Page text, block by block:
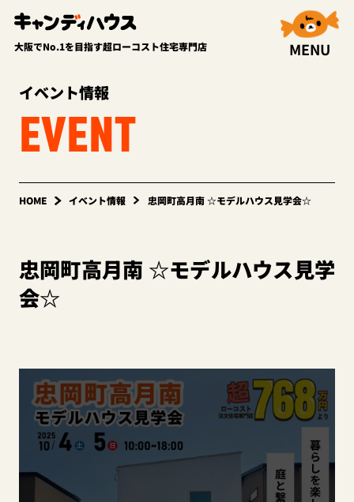
大阪でNo.1を目指す超ローコスト住宅専門店 MENU
イベント情報
EVENT
HOME イベント情報 忠岡町高月南 ☆モデルハウス見学会☆
忠岡町高月南 ☆モデルハウス見学
会☆